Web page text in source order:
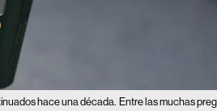
hace una década. Entre las muchas